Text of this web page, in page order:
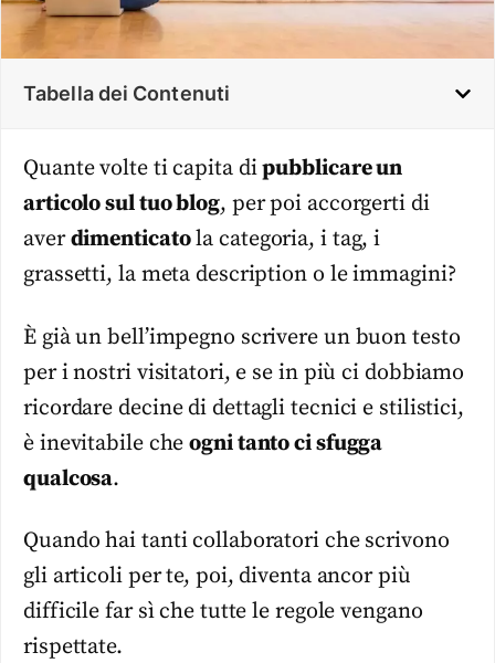
Tabella dei Contenuti
Quante volte ti capita dipubblicare un
articolo sul tuo blog, per poi accorgerti di
averdimenticatola categoria, i tag, i
grassetti, la meta description o le immagini?
È già un bell’impegno scrivere un buon testo
per i nostri visitatori, e se in più ci dobbiamo
ricordare decine di dettagli tecnici e stilistici,
è inevitabile cheogni tanto ci sfugga
qualcosa.
Quando hai tanti collaboratori che scrivono
gli articoli per te, poi, diventa ancor più
difficile far sì che tutte le regole vengano
rispettate.